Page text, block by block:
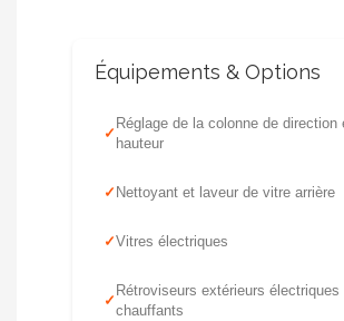
Équipements & Options
Réglage de la colonne de direction
hauteur
Nettoyant et laveur de vitre arrière
Vitres électriques
Rétroviseurs extérieurs électriques
chauffants